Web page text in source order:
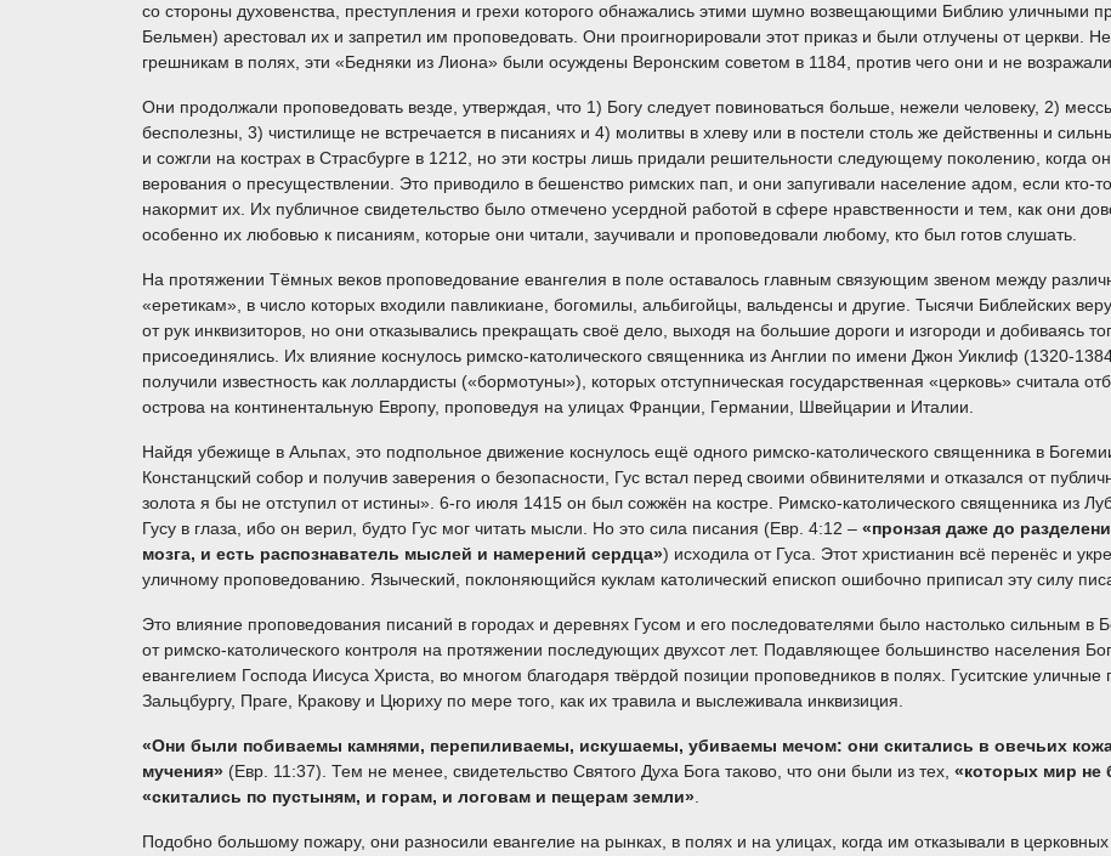
со стороны духовенства, преступления и грехи которого обнажались этими шумно возвещающими Библию уличными
Бельмен) арестовал их и запретил им проповедовать. Они проигнорировали этот приказ и были отлучены от церкви.
грешникам в полях, эти «Бедняки из Лиона» были осуждены Веронским советом в 1184, против чего они и не возражали.
Они продолжали проповедовать везде, утверждая, что 1) Богу следует повиноваться больше, нежели человеку, 2)
бесполезны, 3) чистилище не встречается в писаниях и 4) молитвы в хлеву или в постели столь же действенны и
и сожгли на кострах в Страсбурге в 1212, но эти костры лишь придали решительности следующему поколению, когда
верования о пресуществлении. Это приводило в бешенство римских пап, и они запугивали население адом, если кто-
накормит их. Их публичное свидетельство было отмечено усердной работой в сфере нравственности и тем, как они
особенно их любовью к писаниям, которые они читали, заучивали и проповедовали любому, кто был готов слушать.
На протяжении Тёмных веков проповедование евангелия в поле оставалось главным связующим звеном между
«еретикам», в число которых входили павликиане, богомилы, альбигойцы, вальденсы и другие. Тысячи Библейских
от рук инквизиторов, но они отказывались прекращать своё дело, выходя на большие дороги и изгороди и добиваясь
присоединялись. Их влияние коснулось римско-католического священника из Англии по имени Джон Уиклиф (1320-
получили известность как лоллардисты («бормотуны»), которых отступническая государственная «церковь» считала
острова на континентальную Европу, проповедуя на улицах Франции, Германии, Швейцарии и Италии.
Найдя убежище в Альпах, это подпольное движение коснулось ещё одного римско-католического священника в
Констанцский собор и получив заверения о безопасности, Гус встал перед своими обвинителями и отказался от
золота я бы не отступил от истины». 6-го июля 1415 он был сожжён на костре. Римско-католического священника из
Гусу в глаза, ибо он верил, будто Гус мог читать мысли. Но это сила писания (Евр. 4:12 – «пронзая даже до
мозга, и есть распознаватель мыслей и намерений сердца») исходила от Гуса. Этот христианин всё перенёс и
уличному проповедованию. Языческий, поклоняющийся куклам католический епископ ошибочно приписал эту силу
Это влияние проповедования писаний в городах и деревнях Гусом и его последователями было настолько сильным в
от римско-католического контроля на протяжении последующих двухсот лет. Подавляющее большинство населения
евангелием Господа Иисуса Христа, во многом благодаря твёрдой позиции проповедников в полях. Гуситские уличные
Зальцбургу, Праге, Кракову и Цюриху по мере того, как их травила и выслеживала инквизиция.
«Они были побиваемы камнями, перепиливаемы, искушаемы, убиваемы мечом: они скитались в овечьих
мучения» (Евр. 11:37). Тем не менее, свидетельство Святого Духа Бога таково, что они были из тех, «которых мир не
«скитались по пустыням, и горам, и логовам и пещерам земли»
Подобно большому пожару, они разносили евангелие на рынках, в полях и на улицах, когда им отказывали в